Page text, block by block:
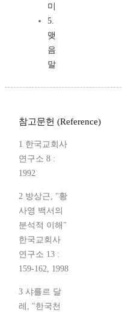
미
5.
맺
음
말
참고문헌 (Reference)
1 한국교회사
연구소 8 :
1992
2 방상근, "황
사영 백서의
분석적 이해"
한국교회사
연구소 13 :
159-162, 1998
3 샤를르 달
레, "한국천